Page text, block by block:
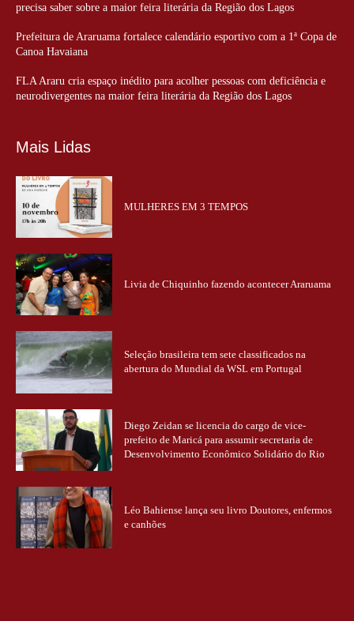
precisa saber sobre a maior feira literária da Região dos Lagos
Prefeitura de Araruama fortalece calendário esportivo com a 1ª Copa de
Canoa Havaiana
FLA Araru cria espaço inédito para acolher pessoas com deficiência e
neurodivergentes na maior feira literária da Região dos Lagos
Mais Lidas
MULHERES EM 3 TEMPOS
Livia de Chiquinho fazendo acontecer Araruama
Seleção brasileira tem sete classificados na
abertura do Mundial da WSL em Portugal
Diego Zeidan se licencia do cargo de vice-
prefeito de Maricá para assumir secretaria de
Desenvolvimento Econômico Solidário do Rio
Léo Bahiense lança seu livro Doutores, enfermos
e canhões